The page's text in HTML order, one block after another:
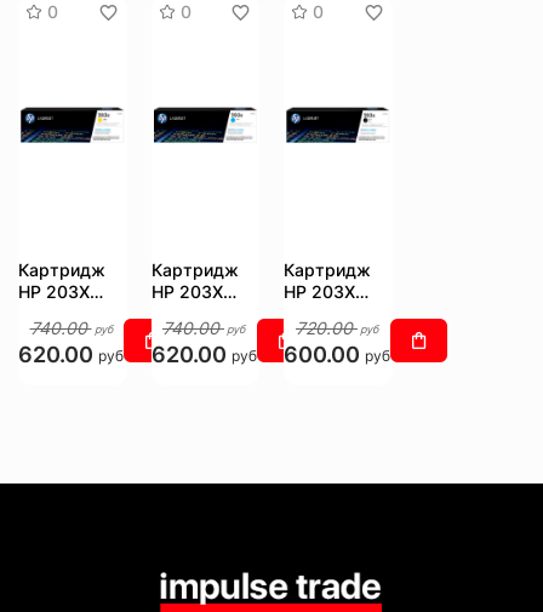
0
Картридж
HP 203X
740.00 руб
620.00 руб
0
Картридж
HP 203X
740.00 руб
620.00 руб
0
Картридж
HP 203X
720.00 руб
600.00 руб